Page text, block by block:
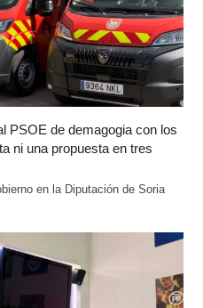
PSOE de demagogia con los
ni una propuesta en tres
en la Diputación de Soria